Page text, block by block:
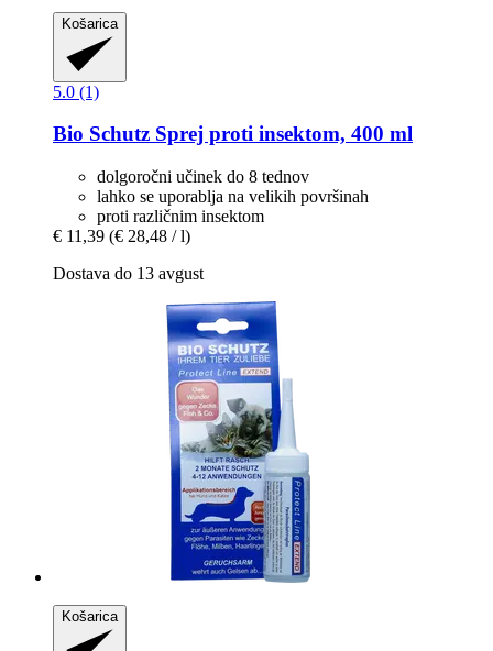
Košarica
5.0 (1)
Bio Schutz Sprej proti insektom, 400 ml
dolgoročni učinek do 8 tednov
lahko se uporablja na velikih površinah
proti različnim insektom
€ 11,39 (€ 28,48 / l)
Dostava do 13 avgust
Košarica